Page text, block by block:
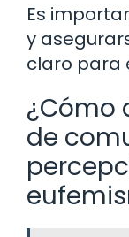
Es
y
claro para
¿Cómo
de